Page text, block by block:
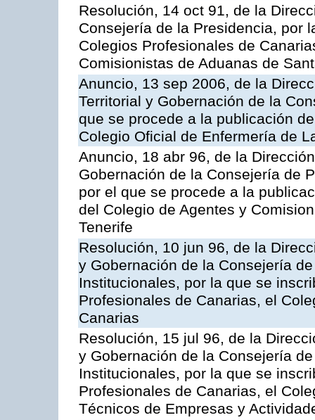
Resolución, 14 oct 91, de la
Consejería de la Presidencia, por
Colegios Profesionales de
Comisionistas de Aduanas de
Anuncio, 13 sep 2006, de la
Territorial y Gobernación de la
que se procede a la publicación
Colegio Oficial de Enfermería de
Anuncio, 18 abr 96, de la
Gobernación de la Consejería de
por el que se procede a la
del Colegio de Agentes y
Tenerife
Resolución, 10 jun 96, de la
y Gobernación de la Consejería
Institucionales, por la que se
Profesionales de Canarias, el
Canarias
Resolución, 15 jul 96, de la
y Gobernación de la Consejería
Institucionales, por la que se
Profesionales de Canarias, el
Técnicos de Empresas y